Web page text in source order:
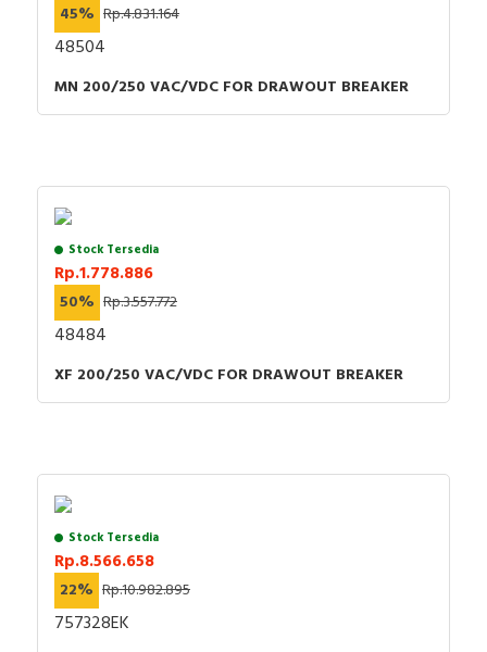
45% Rp.4.831.164
48504
MN 200/250 VAC/VDC FOR DRAWOUT BREAKER
Stock Tersedia
Rp.1.778.886
50% Rp.3.557.772
48484
XF 200/250 VAC/VDC FOR DRAWOUT BREAKER
Stock Tersedia
Rp.8.566.658
22% Rp.10.982.895
757328EK